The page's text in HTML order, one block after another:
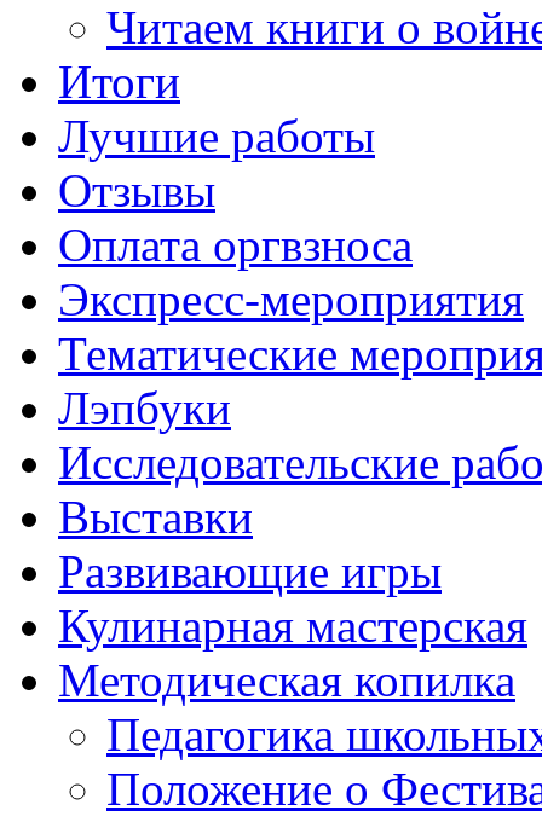
Читаем книги о
Итоги
Лучшие работы
Отзывы
Оплата оргвзноса
Экспресс-мероприятия
Тематические
Лэпбуки
Исследовательские
Выставки
Развивающие игры
Кулинарная мастерская
Методическая копилка
Педагогика
Положение о